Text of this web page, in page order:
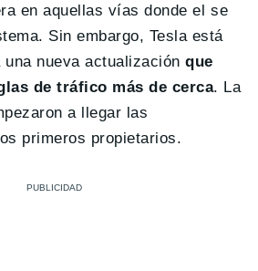
en aquellas vías donde el se
Sin embargo, Tesla está
una nueva actualizaciónque
de tráfico más de cerca. La
a llegar las
primeros propietarios.